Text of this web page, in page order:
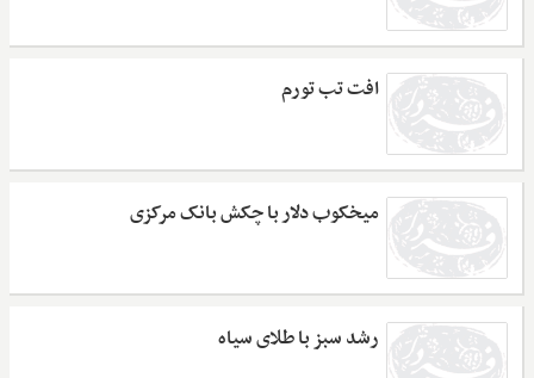
افت تب تورم
میخکوب دلار با چکش بانک مرکزی
رشد سبز با طلای سیاه